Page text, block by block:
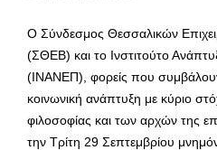
Ο Σύνδεσμος Θεσσαλικών
(ΣΘΕΒ) και το Ινστιτούτο
(ΙΝΑΝΕΠ), φορείς που συμβάλουν
κοινωνική ανάπτυξη με κύριο
φιλοσοφίας και των αρχών της
την Τρίτη 29 Σεπτεμβρίου